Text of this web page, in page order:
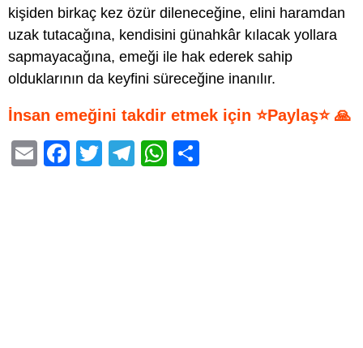
kişiden birkaç kez özür dileneceğine, elini haramdan
uzak tutacağına, kendisini günahkâr kılacak yollara
sapmayacağına, emeği ile hak ederek sahip
olduklarının da keyfini süreceğine inanılır.
İnsan emeğini takdir etmek için ⭐Paylaş⭐ 🙏
E
F
T
T
W